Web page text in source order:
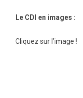
Le CDI en images :
Cliquez sur l’image !